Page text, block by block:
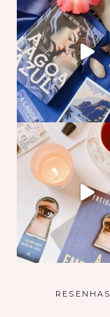
RESENHAS